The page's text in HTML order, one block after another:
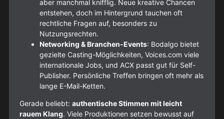
aber manchmal knifflig. Neue kreative Chancen
entstehen, doch im Hintergrund tauchen oft
rechtliche Fragen auf, besonders zu
Nutzungsrechten.
Networking & Branchen-Events: Bodalgo bietet
gezielte Casting-Möglichkeiten, Voices.com viele
internationale Jobs, und ACX passt gut für Self-
Publisher. Persönliche Treffen bringen oft mehr als
lange E-Mail-Ketten.
Gerade beliebt: authentische Stimmen mit leicht
rauem Klang. Viele Produktionen setzen bewusst auf